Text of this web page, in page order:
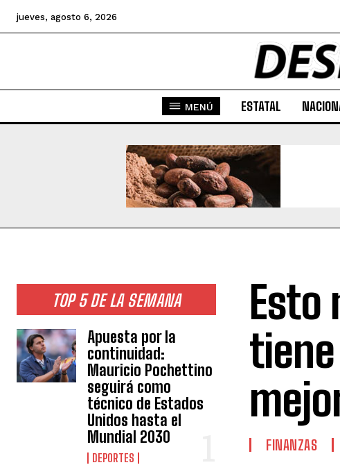
jueves, agosto 6, 2026
MENÚ ESTATAL
TOP 5 DE LA SEMANA
Apuesta por la
continuidad:
Mauricio Pochettino
seguirá como
técnico de Estados
Unidos hasta el
Mundial 2030
DEPORTES
Esto
FINANZAS